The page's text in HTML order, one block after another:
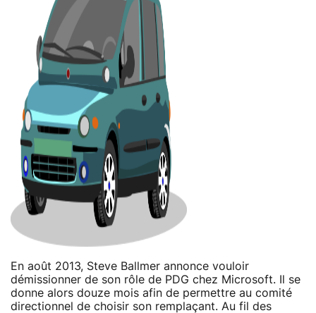
En août 2013, Steve Ballmer annonce vouloir
démissionner de son rôle de PDG chez Microsoft. Il se
donne alors douze mois afin de permettre au comité
directionnel de choisir son remplaçant. Au fil des